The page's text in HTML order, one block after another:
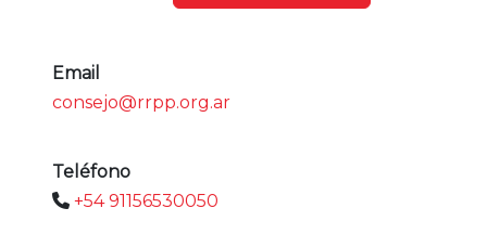
Email
consejo@rrpp.org.ar
Teléfono
+54 91156530050